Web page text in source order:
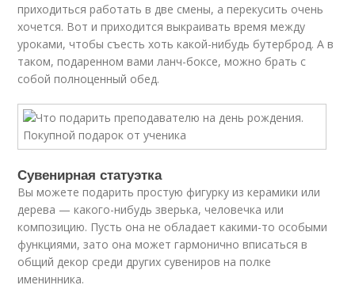
приходиться работать в две смены, а перекусить очень
хочется. Вот и приходится выкраивать время между
уроками, чтобы съесть хоть какой-нибудь бутерброд. А в
таком, подаренном вами ланч-боксе, можно брать с
собой полноценный обед.
Сувенирная статуэтка
Вы можете подарить простую фигурку из керамики или
дерева — какого-нибудь зверька, человечка или
композицию. Пусть она не обладает какими-то особыми
функциями, зато она может гармонично вписаться в
общий декор среди других сувениров на полке
именинника.